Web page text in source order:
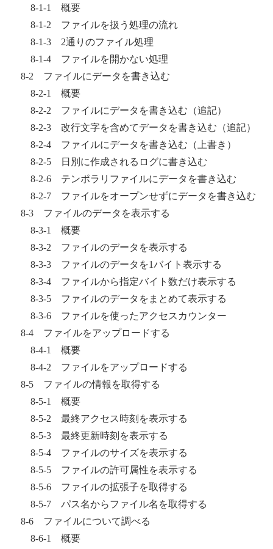
8-1-1 概要
8-1-2 ファイルを扱う処理の流れ
8-1-3 2通りのファイル処理
8-1-4 ファイルを開かない処理
8-2 ファイルにデータを書き込む
8-2-1 概要
8-2-2 ファイルにデータを書き込む（追記）
8-2-3 改行文字を含めてデータを書き込む（追記）
8-2-4 ファイルにデータを書き込む（上書き）
8-2-5 日別に作成されるログに書き込む
8-2-6 テンポラリファイルにデータを書き込む
8-2-7 ファイルをオープンせずにデータを書き込む
8-3 ファイルのデータを表示する
8-3-1 概要
8-3-2 ファイルのデータを表示する
8-3-3 ファイルのデータを1バイト表示する
8-3-4 ファイルから指定バイト数だけ表示する
8-3-5 ファイルのデータをまとめて表示する
8-3-6 ファイルを使ったアクセスカウンター
8-4 ファイルをアップロードする
8-4-1 概要
8-4-2 ファイルをアップロードする
8-5 ファイルの情報を取得する
8-5-1 概要
8-5-2 最終アクセス時刻を表示する
8-5-3 最終更新時刻を表示する
8-5-4 ファイルのサイズを表示する
8-5-5 ファイルの許可属性を表示する
8-5-6 ファイルの拡張子を取得する
8-5-7 パス名からファイル名を取得する
8-6 ファイルについて調べる
8-6-1 概要